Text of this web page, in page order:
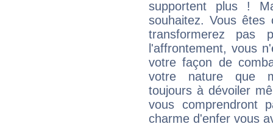
supportent plus !
souhaitez. Vous
transformerez pas
l'affrontement, vous
votre façon de
votre nature que
toujours à dévoiler
vous comprendront
charme d'enfer vous